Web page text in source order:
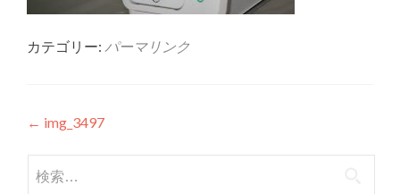
カテゴリー: パーマリンク
投稿ナビゲーション
← img_3497
検索: